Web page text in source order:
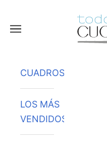
Menú
CUADROS
LOS MÁS
VENDIDOS